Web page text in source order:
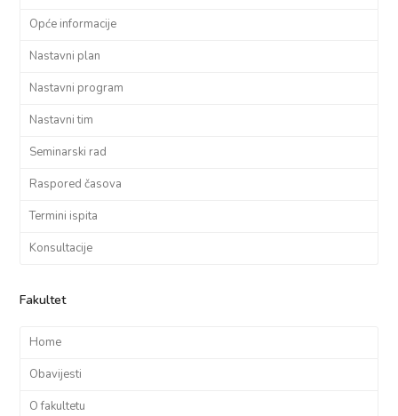
Opće informacije
Nastavni plan
Nastavni program
Nastavni tim
Seminarski rad
Raspored časova
Termini ispita
Konsultacije
Fakultet
Home
Obavijesti
O fakultetu